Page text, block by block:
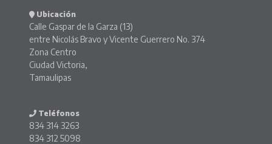
Ubicación
Calle Gaspar de la Garza (13)
entre Nicolás Bravo y Vicente Guerrero No. 374
Zona Centro
Ciudad Victoria,
Tamaulipas
Teléfonos
834 314 3263
834 312 5098